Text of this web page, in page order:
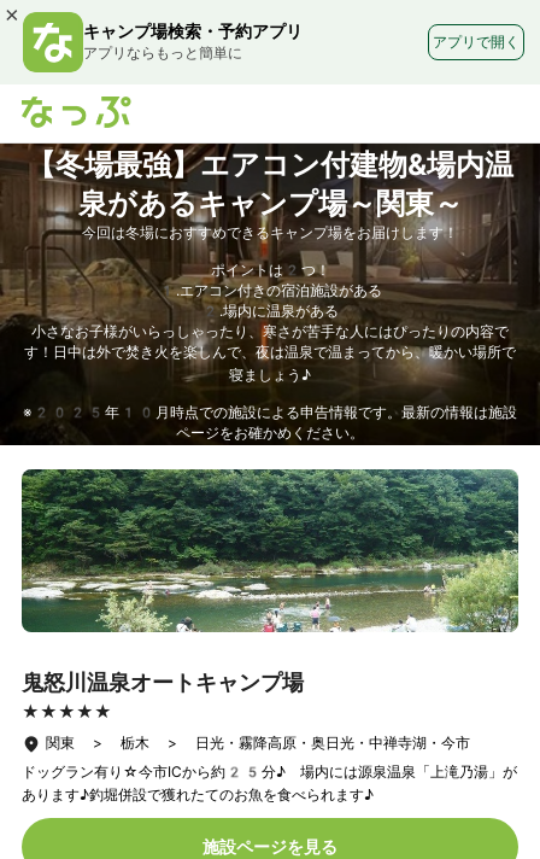
×
キャンプ場検索・予約アプリ
アプリならもっと簡単に
アプリで開く
【冬場最強】エアコン付建物&場内温
泉があるキャンプ場～関東～
今回は冬場におすすめできるキャンプ場をお届けします！
ポイントは2つ！
1.エアコン付きの宿泊施設がある
2.場内に温泉がある
小さなお子様がいらっしゃったり、寒さが苦手な人にはぴったりの内容で
す！日中は外で焚き火を楽しんで、夜は温泉で温まってから、暖かい場所で
寝ましょう♪
※2025年10月時点での施設による申告情報です。最新の情報は施設
ページをお確かめください。
鬼怒川温泉オートキャンプ場
★★★★★
★★★★★
関東 > 栃木 > 日光・霧降高原・奥日光・中禅寺湖・今市
ドッグラン有り☆今市ICから約25分♪ 場内には源泉温泉「上滝乃湯」が
あります♪釣堀併設で獲れたてのお魚を食べられます♪
施設ページを見る